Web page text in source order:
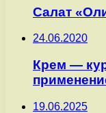
Салат
24.06.2020
Крем —
19.06.2025